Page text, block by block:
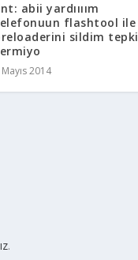
abii yardıııım
flashtool ile
sildim tepki
2014
.